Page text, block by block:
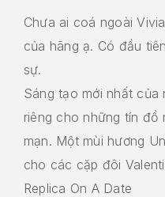
Chưa ai coá ngoài
của hãng ạ. Có đầu
sự.
Sáng tạo mới nhất của
riêng cho những tín đồ
mạn. Một mùi hương
cho các cặp đôi
Replica On A Date